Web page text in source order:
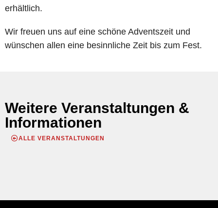
erhältlich.
Wir freuen uns auf eine schöne Adventszeit und
wünschen allen eine besinnliche Zeit bis zum Fest.
Weitere Veranstaltungen &
Informationen
ALLE VERANSTALTUNGEN